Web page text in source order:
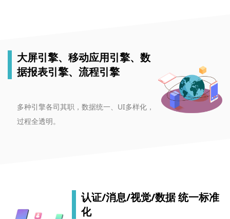
大屏引擎、移动应用引擎、数
据报表引擎、流程引擎
多种引擎各司其职，数据统一、UI多样化，
过程全透明。
认证/消息/视觉/数据 统一标准
化